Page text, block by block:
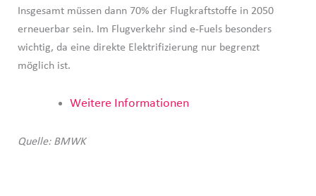
Insgesamt müssen dann 70% der Flugkraftstoffe in 2050
erneuerbar sein. Im Flugverkehr sind e-Fuels besonders
wichtig, da eine direkte Elektrifizierung nur begrenzt
möglich ist.
Weitere Informationen
Quelle: BMWK